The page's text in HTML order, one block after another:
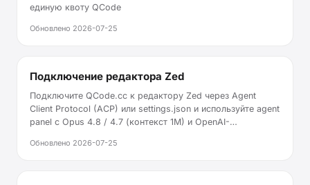
единую квоту QCode
Обновлено 2026-07-25
Подключение редактора Zed
Подключите QCode.cc к редактору Zed через Agent
Client Protocol (ACP) или settings.json и используйте agent
panel с Opus 4.8 / 4.7 (контекст 1M) и OpenAI-
Обновлено 2026-07-25